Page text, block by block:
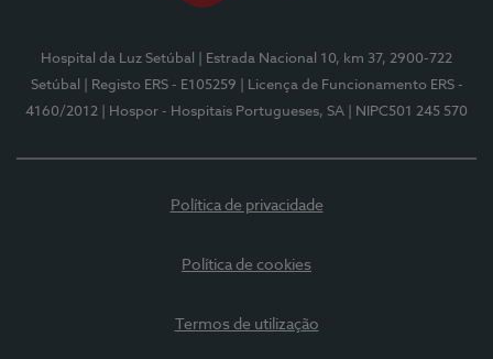
Hospital da Luz Setúbal
| Estrada Nacional 10, km 37, 2900-722
Setúbal
| Registo ERS - E105259
| Licença de Funcionamento ERS -
4160/2012
| Hospor - Hospitais Portugueses, SA | NIPC501 245 570
Política de privacidade
Política de cookies
Termos de utilização